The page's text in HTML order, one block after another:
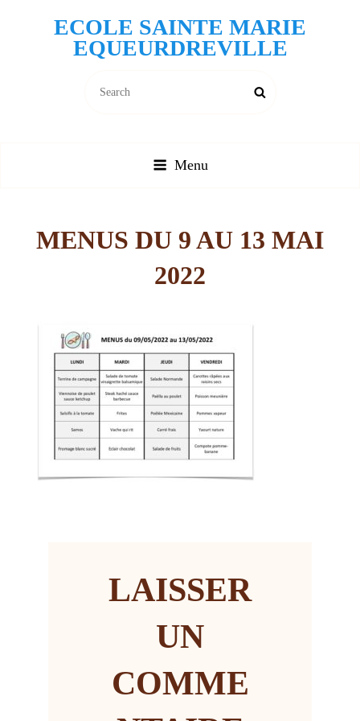
ECOLE SAINTE MARIE
EQUEURDREVILLE
Menu
MENUS DU 9 AU 13 MAI
2022
LAISSER
UN
COMME